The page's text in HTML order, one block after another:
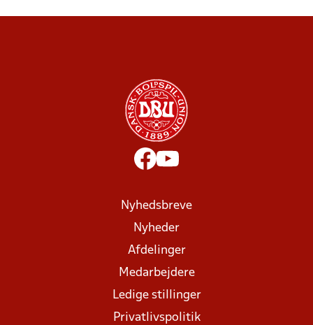
Nyhedsbreve
Nyheder
Afdelinger
Medarbejdere
Ledige stillinger
Privatlivspolitik